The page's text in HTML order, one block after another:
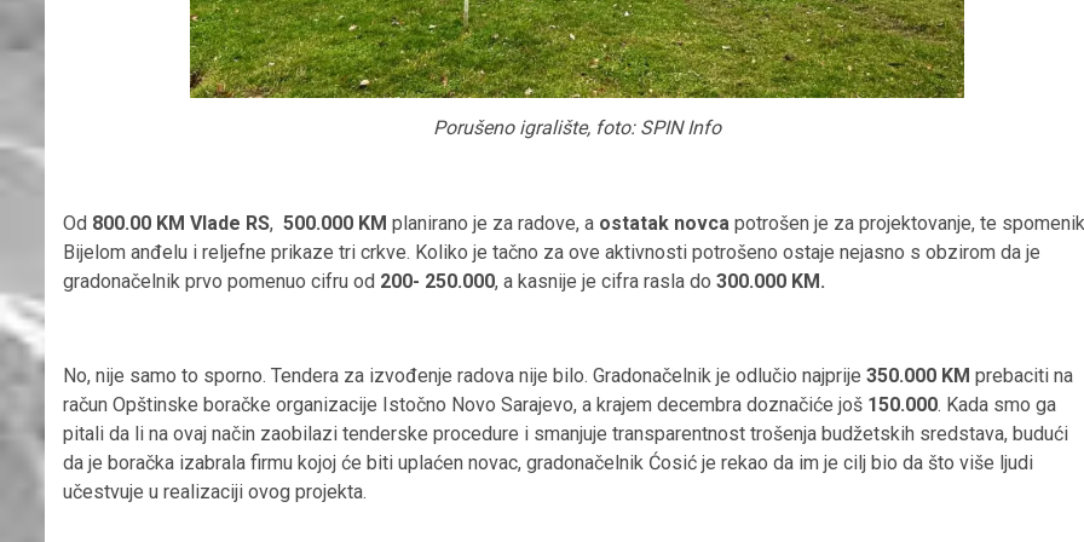
Porušeno igralište, foto: SPIN Info
Od 800.00 KM Vlade RS, 500.000 KM planirano je za radove, a ostatak novca potrošen je za projektovanje, te spomenik
Bijelom anđelu i reljefne prikaze tri crkve. Koliko je tačno za ove aktivnosti potrošeno ostaje nejasno s obzirom da je
gradonačelnik prvo pomenuo cifru od 200- 250.000, a kasnije je cifra rasla do 300.000 KM.
No, nije samo to sporno. Tendera za izvođenje radova nije bilo. Gradonačelnik je odlučio najprije 350.000 KM prebaciti na
račun Opštinske boračke organizacije Istočno Novo Sarajevo, a krajem decembra doznačiće još 150.000. Kada smo ga
pitali da li na ovaj način zaobilazi tenderske procedure i smanjuje transparentnost trošenja budžetskih sredstava, budući
da je boračka izabrala firmu kojoj će biti uplaćen novac, gradonačelnik Ćosić je rekao da im je cilj bio da što više ljudi
učestvuje u realizaciji ovog projekta.